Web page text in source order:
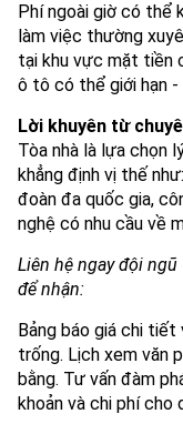
Phí ngoài giờ có thể
làm việc thường
tại khu vực mặt tiền
ô tô có thể giới hạn -
Lời khuyên từ
Tòa nhà là lựa chọn
khẳng định vị thế
đoàn đa quốc gia,
nghệ có nhu cầu về
Liên hệ ngay đội ngũ
để nhận:
Bảng báo giá chi
trống. Lịch xem văn
bằng. Tư vấn đàm
khoản và chi phí cho